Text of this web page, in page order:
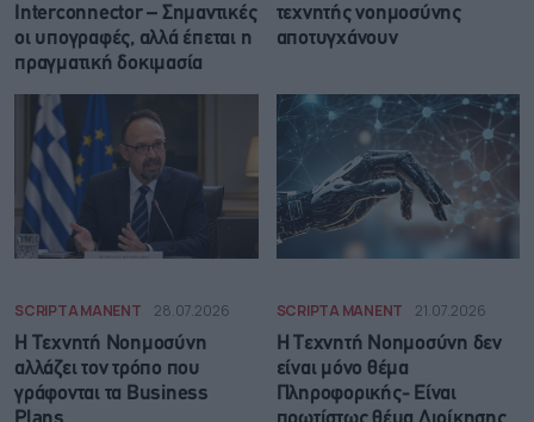
Interconnector – Σημαντικές
οι υπογραφές, αλλά έπεται η
πραγματική δοκιμασία
τεχνητής νοημοσύνης
αποτυγχάνουν
SCRIPTA MANENT 28.07.2026
Η Τεχνητή Νοημοσύνη
αλλάζει τον τρόπο που
γράφονται τα Business
SCRIPTA MANENT 21.07.2026
Η Τεχνητή Νοημοσύνη δεν
είναι μόνο θέμα
Πληροφορικής- Είναι